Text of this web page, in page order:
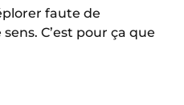
faute de
C’est pour ça que